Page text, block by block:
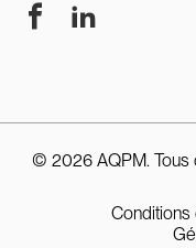
FacebookLinkedIn
© 2026 AQPM. Tous
Conditions